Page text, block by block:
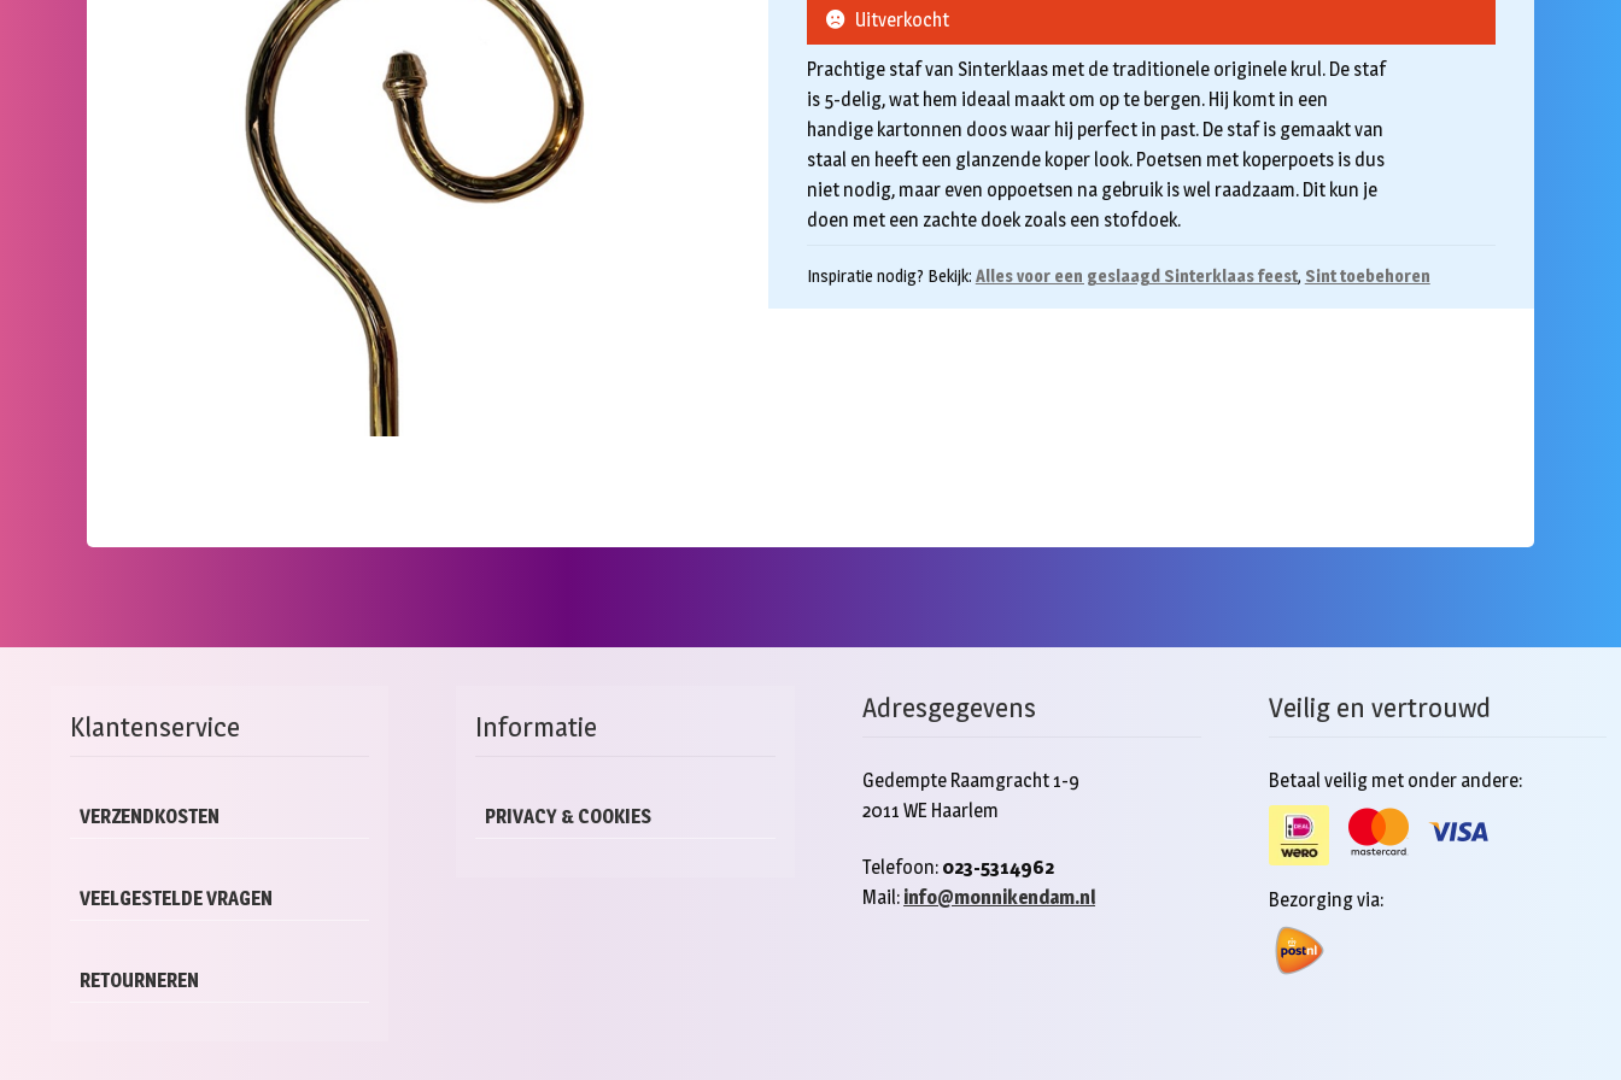
Prachtige staf van Sinterklaas met de traditionele originele krul. De staf
is 5-delig, wat hem ideaal maakt om op te bergen. Hij komt in een
handige kartonnen doos waar hij perfect in past. De staf is gemaakt van
staal en heeft een glanzende koper look. Poetsen met koperpoets is dus
niet nodig, maar even oppoetsen na gebruik is wel raadzaam. Dit kun je
doen met een zachte doek zoals een stofdoek.
Inspiratie nodig? Bekijk: Alles voor een geslaagd Sinterklaas feest, Sint toebehoren
Uitverkocht
Klantenservice
VERZENDKOSTEN
VEELGESTELDE VRAGEN
RETOURNEREN
Informatie
PRIVACY & COOKIES
Adresgegevens
Gedempte Raamgracht 1-9
2011 WE Haarlem
Telefoon: 023-5314962
Mail: info@monnikendam.nl
Veilig en vertrouwd
Betaal veilig met onder andere:
Bezorging via: